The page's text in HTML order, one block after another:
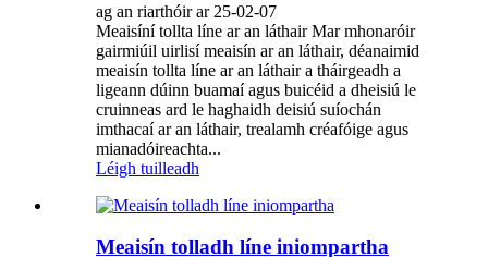
ag an riarthóir ar 25-02-07
Meaisíní tollta líne ar an láthair Mar mhonaróir
gairmiúil uirlisí meaisín ar an láthair, déanaimid
meaisín tollta líne ar an láthair a tháirgeadh a
ligeann dúinn buamaí agus buicéid a dheisiú le
cruinneas ard le haghaidh deisiú suíochán
imthacaí ar an láthair, trealamh créafóige agus
mianadóireachta...
Léigh tuilleadh
Meaisín tolladh líne iniompartha